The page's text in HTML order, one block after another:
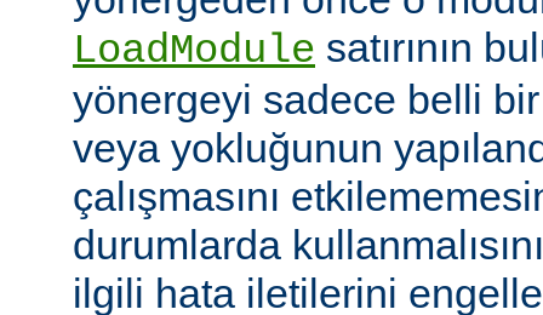
LoadModule satırının
yönergeyi sadece belli bir
veya yokluğunun
çalışmasını
durumlarda
ilgili hata iletilerini